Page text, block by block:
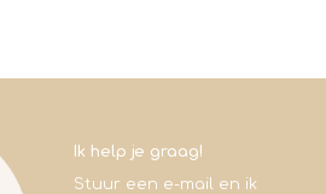
Ik help je graag!
Stuur een e-mail en ik